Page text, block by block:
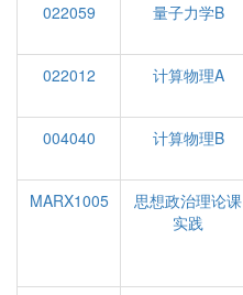
022059
量子力学B
022012
计算物理A
004040
计算物理B
MARX1005
思想政治理论课
实践